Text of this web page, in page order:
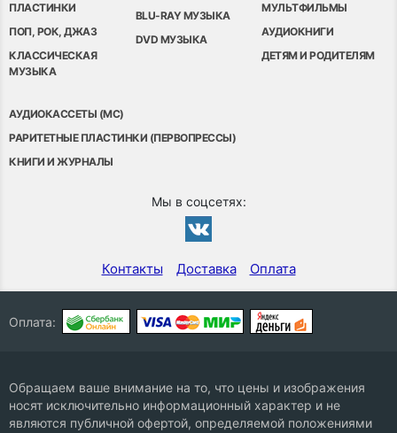
ПЛАСТИНКИ
ПОП, РОК, ДЖАЗ
КЛАССИЧЕСКАЯ
МУЗЫКА
BLU-RAY МУЗЫКА
DVD МУЗЫКА
МУЛЬТФИЛЬМЫ
АУДИОКНИГИ
ДЕТЯМ И РОДИТЕЛЯМ
АУДИОКАССЕТЫ (MC)
РАРИТЕТНЫЕ ПЛАСТИНКИ (ПЕРВОПРЕССЫ)
КНИГИ И ЖУРНАЛЫ
Мы в соцсетях:
Контакты Доставка Оплата
Оплата:
Обращаем ваше внимание на то, что цены и изображения
носят исключительно информационный характер и не
являются публичной офертой, определяемой положениями